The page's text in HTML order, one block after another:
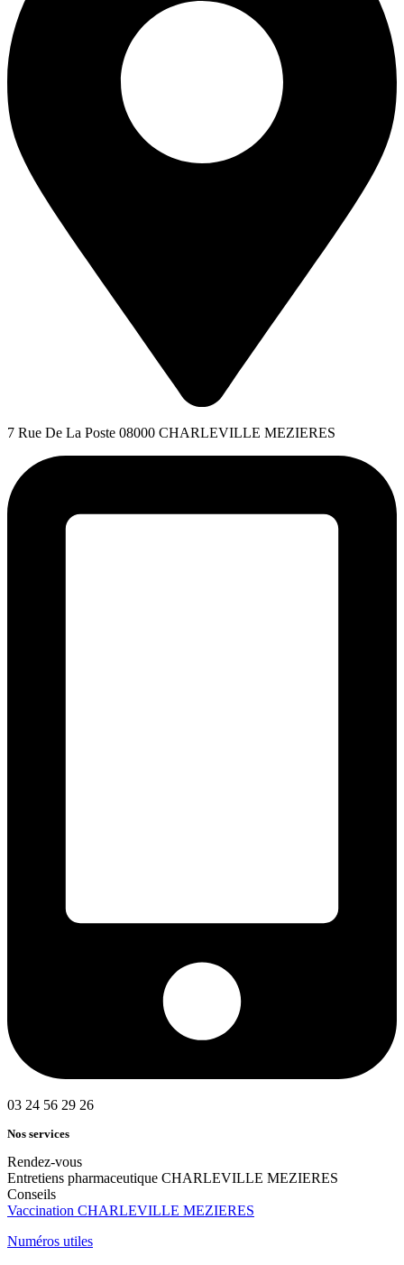
7 Rue De La Poste 08000 CHARLEVILLE MEZIERES
03 24 56 29 26
Nos services
Rendez-vous
Entretiens pharmaceutique CHARLEVILLE MEZIERES
Conseils
Vaccination CHARLEVILLE MEZIERES
Numéros utiles